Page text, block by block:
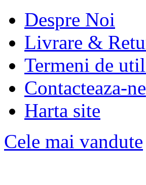
Despre Noi
Livrare &
Termeni de
Contacteaza-ne
Harta site
Cele mai vandute